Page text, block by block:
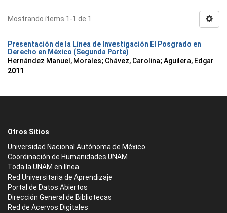
Mostrando ítems 1-1 de 1
Presentación de la Línea de Investigación El Posgrado en
Derecho en México (Segunda Parte)
Hernández Manuel, Morales; Chávez, Carolina; Aguilera, Edgar
2011
Otros Sitios
Universidad Nacional Autónoma de México
Coordinación de Humanidades UNAM
Toda la UNAM en línea
Red Universitaria de Aprendizaje
Portal de Datos Abiertos
Dirección General de Bibliotecas
Red de Acervos Digitales